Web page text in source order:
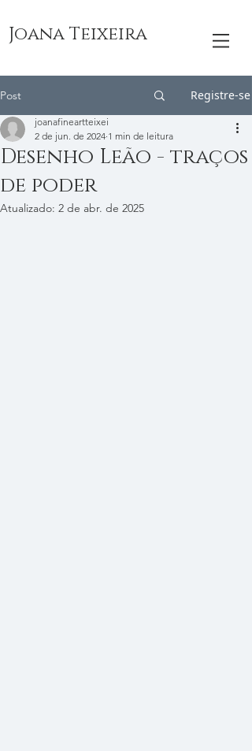
Joana Teixeira
Post Registre-se
Desenho Leão - traços
de poder
joanafineartteixei
2 de jun. de 2024 1 min de leitura
Atualizado: 2 de abr. de 2025